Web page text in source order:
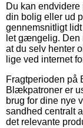
Du kan
din bolig eller ud
gennemsnitligt
let gængelig. Den
at du selv henter
lige ved internet
Fragtperioden på
Blækpatroner er
brug for dine nye
sandhed centralt
det relevante